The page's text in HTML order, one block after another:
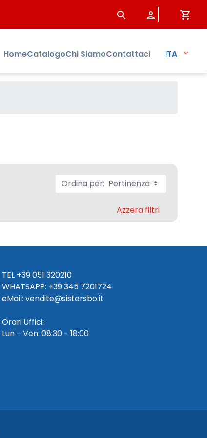
HomeCatalogoChi SiamoContattaci ITA
Ordina per: Pertinenza
Azzera filtri
TEL +39 051 320210
WHATSAPP: +39345 7201724
eMail: vendite@sistersbo.it
Orari Uffici:
Lun - Ven: 08:30 - 18:00